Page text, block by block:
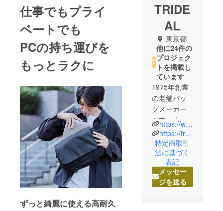
仕事でもプライ
ベートでも
PCの持ち運びを
もっとラクに
ずっと綺麗に使える高耐久
TRIDE
AL
東京都
他に24件の
プロジェク
トを掲載し
ています
1975年創業
の老舗バッ
グメーカー
が立ち上げ
たブラン
ド"TRIDEAL"
です。
TRIDEALと
は3を意味す
https://www.instagram.com/trideal_official/
https://trideal.jp/
特定商取引
法に基づく
表記
メッセー
ジを送る